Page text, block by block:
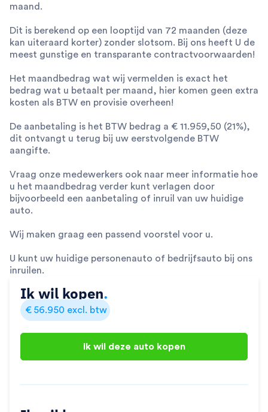
Ik wil kopen.
€ 56.950 excl. btw
Ik wil deze auto kopen
maand.
Dit is berekend op een looptijd van 72 maanden (deze
kan uiteraard korter) zonder slotsom. Bij ons heeft U de
meest gunstige en transparante contractvoorwaarden!
Het maandbedrag wat wij vermelden is exact het
bedrag wat u betaalt per maand, hier komen geen extra
kosten als BTW en provisie overheen!
De aanbetaling is het BTW bedrag a € 11.959,50 (21%),
dit ontvangt u terug bij uw eerstvolgende BTW
aangifte.
Vraag onze medewerkers ook naar meer informatie hoe
u het maandbedrag verder kunt verlagen door
bijvoorbeeld een aanbetaling of inruil van uw huidige
auto.
Wij maken graag een passend voorstel voor u.
U kunt uw huidige personenauto of bedrijfsauto bij ons
inruilen.